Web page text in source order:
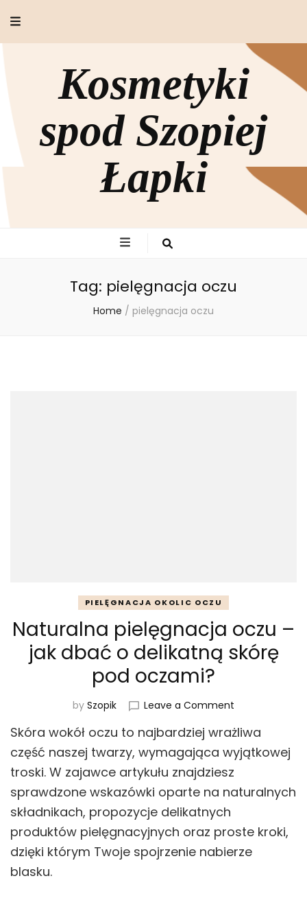
Kosmetyki
spod Szopiej
Łapki
Tag: pielęgnacja oczu
Home / pielęgnacja oczu
PIELĘGNACJA OKOLIC OCZU
Naturalna pielęgnacja oczu –
jak dbać o delikatną skórę
pod oczami?
by Szopik Leave a Comment
pielęgnacja
oczu
–
dbać
skórę
pod
Skóra wokół oczu to najbardziej wrażliwa
część naszej twarzy, wymagająca wyjątkowej
troski. W zajawce artykułu znajdziesz
sprawdzone wskazówki oparte na naturalnych
składnikach, propozycje delikatnych
produktów pielęgnacyjnych oraz proste kroki,
dzięki którym Twoje spojrzenie nabierze
blasku.